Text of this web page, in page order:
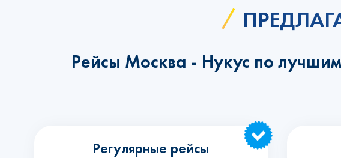
Рейсы Москва - Нукус по
Регулярные рейсы